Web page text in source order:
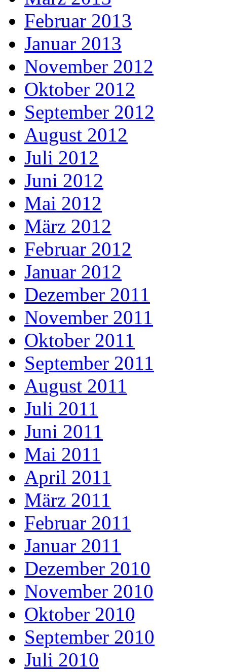
Februar 2013
Januar 2013
November 2012
Oktober 2012
September 2012
August 2012
Juli 2012
Juni 2012
Mai 2012
März 2012
Februar 2012
Januar 2012
Dezember 2011
November 2011
Oktober 2011
September 2011
August 2011
Juli 2011
Juni 2011
Mai 2011
April 2011
März 2011
Februar 2011
Januar 2011
Dezember 2010
November 2010
Oktober 2010
September 2010
Juli 2010